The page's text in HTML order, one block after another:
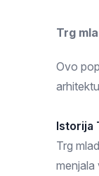
Trg
Ovo
Istorija
Trg
menjala